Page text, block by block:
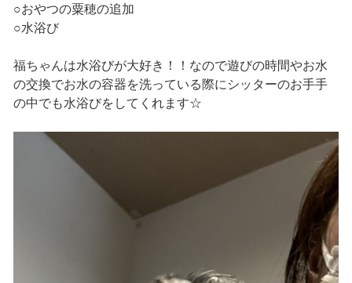
○おやつの粟穂の追加
○水浴び
福ちゃんは水浴びが大好き！！なので遊びの時間やお水
の交換でお水の容器を洗っている際にシッターのお手手
の中でも水浴びをしてくれます☆